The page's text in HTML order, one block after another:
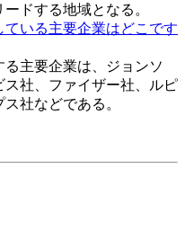
ドする地域となる。
いる主要企業はどこです
主要企業は、ジョンソ
社、ファイザー社、ルピ
社などである。